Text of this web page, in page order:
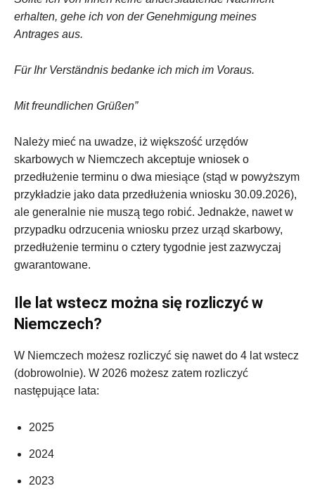
erhalten, gehe ich von der Genehmigung meines
Antrages aus.
Für Ihr Verständnis bedanke ich mich im Voraus.
Mit freundlichen Grüßen”
Należy mieć na uwadze, iż większość urzędów
skarbowych w Niemczech akceptuje wniosek o
przedłużenie terminu o dwa miesiące (stąd w powyższym
przykładzie jako data przedłużenia wniosku 30.09.2026),
ale generalnie nie muszą tego robić. Jednakże, nawet w
przypadku odrzucenia wniosku przez urząd skarbowy,
przedłużenie terminu o cztery tygodnie jest zazwyczaj
gwarantowane.
Ile lat wstecz można się rozliczyć w
Niemczech?
W Niemczech możesz rozliczyć się nawet do 4 lat wstecz
(dobrowolnie). W 2026 możesz zatem rozliczyć
następujące lata:
2025
2024
2023